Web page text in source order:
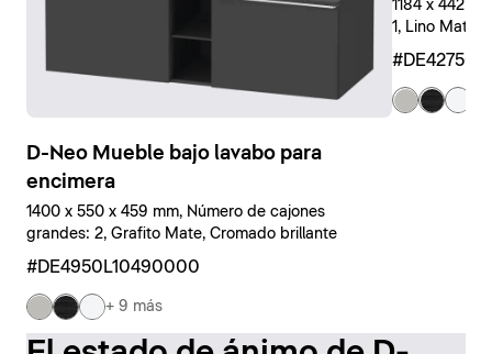
D-Neo Mueble bajo lavabo para
encimera
1400 x 550 x 459 mm, Número de cajones
grandes: 2, Grafito Mate, Cromado brillante
#DE4950L10490000
+ 9 más
1184 x 442 x
1, Lino Mate,